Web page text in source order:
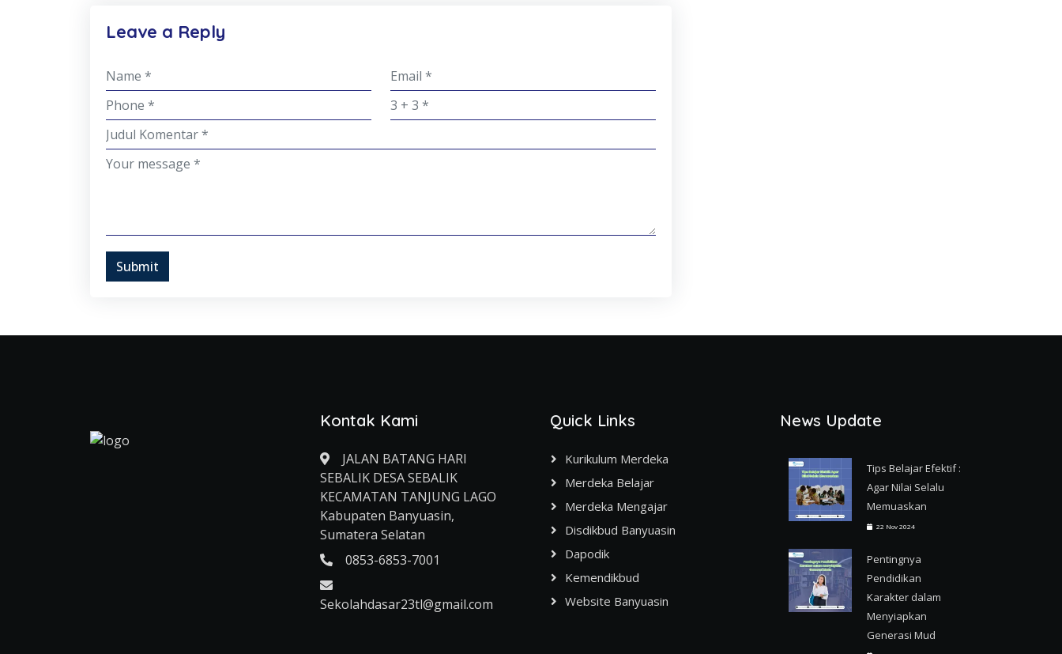
Leave a Reply
Submit
Kontak Kami
JALAN BATANG HARI
SEBALIK DESA SEBALIK
KECAMATAN TANJUNG LAGO
Kabupaten Banyuasin,
Sumatera Selatan
0853-6853-7001
Sekolahdasar23tl@gmail.com
Quick Links
Kurikulum Merdeka
Merdeka Belajar
Merdeka Mengajar
Disdikbud Banyuasin
Dapodik
Kemendikbud
Website Banyuasin
News Update
Tips Belajar Efektif :
Agar Nilai Selalu
Memuaskan
22 Nov 2024
Pentingnya
Pendidikan
Karakter dalam
Menyiapkan
Generasi Mud